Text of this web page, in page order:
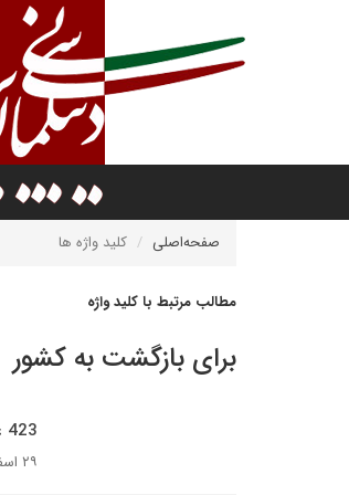
صفحه‌اصلی کلید واژه ها
مطالب مرتبط با کلید واژه
برای بازگشت به کشور
423 عضو منافقین می‌توانند به ایران برگردند
۲۹ اسفند ۱۳۹۲